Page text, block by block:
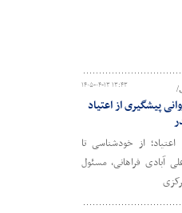
۱۴۰۵-۰۴-۱۳ ۱۳:۴۳
پیشگیری از اعتیاد
از خودشناسی تا
آبادی فراهانی، مسئول